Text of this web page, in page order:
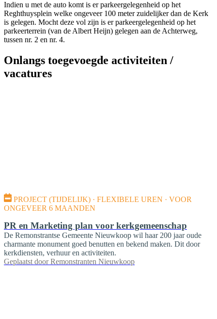
Indien u met de auto komt is er parkeergelegenheid op het
Reghthuysplein welke ongeveer 100 meter zuidelijker dan de Kerk
is gelegen. Mocht deze vol zijn is er parkeergelegenheid op het
parkeerterrein (van de Albert Heijn) gelegen aan de Achterweg,
tussen nr. 2 en nr. 4.
Onlangs toegevoegde activiteiten /
vacatures
PROJECT (TIJDELIJK) · FLEXIBELE UREN · VOOR
ONGEVEER 6 MAANDEN
PR en Marketing plan voor kerkgemeenschap
De Remonstrantse Gemeente Nieuwkoop wil haar 200 jaar oude
charmante monument goed benutten en bekend maken. Dit door
kerkdiensten, verhuur en activiteiten.
Geplaatst door Remonstranten Nieuwkoop